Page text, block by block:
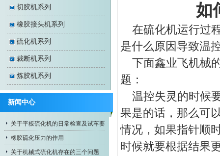
切胶机系列
橡胶接头机系列
硫化机系列
裁断机系列
炼胶机系列
新闻中心
关于平板硫化机的日常检查及试车要
求
橡胶硫化压力的作用
关于机械式硫化机存在的三个问题
如
在硫化机运行过
是什么原因导致温
下面鑫业飞机械
题：
温控失灵的时候
果是的话，那么可
情况，如果指针顺
时候就要根据结果